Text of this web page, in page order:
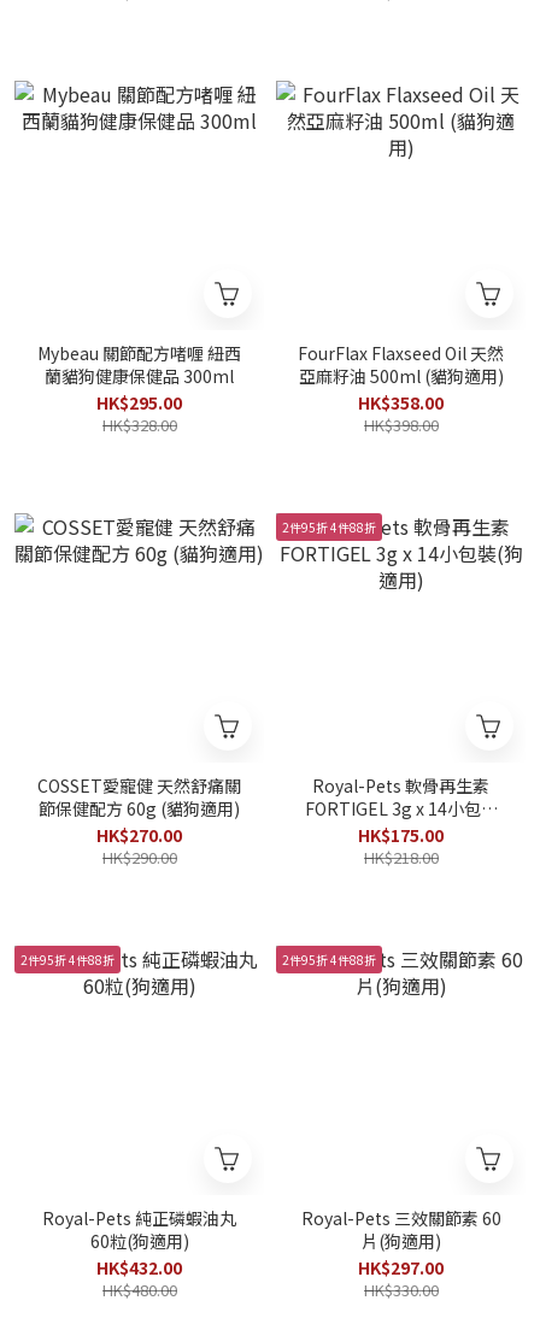
Mybeau 關節配方啫喱 紐西
蘭貓狗健康保健品 300ml
HK$295.00
HK$328.00
FourFlax Flaxseed Oil 天然
亞麻籽油 500ml (貓狗適用)
HK$358.00
HK$398.00
COSSET愛寵健 天然舒痛關
節保健配方 60g (貓狗適用)
HK$270.00
HK$290.00
2件95折 4件88折
Royal-Pets 軟骨再生素
FORTIGEL 3g x 14小包裝
(狗適用)
HK$175.00
HK$218.00
2件95折 4件88折
Royal-Pets 純正磷蝦油丸
60粒(狗適用)
HK$432.00
HK$480.00
2件95折 4件88折
Royal-Pets 三效關節素 60
片(狗適用)
HK$297.00
HK$330.00